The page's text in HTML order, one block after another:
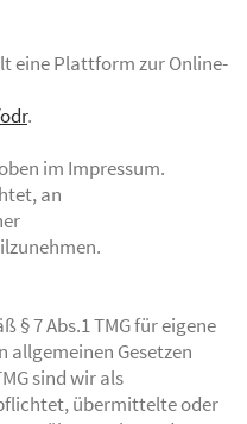
eine Plattform zur Online-
.
im Impressum.
an
§ 7 Abs.1 TMG für eigene
allgemeinen Gesetzen
sind wir als
übermittelte oder